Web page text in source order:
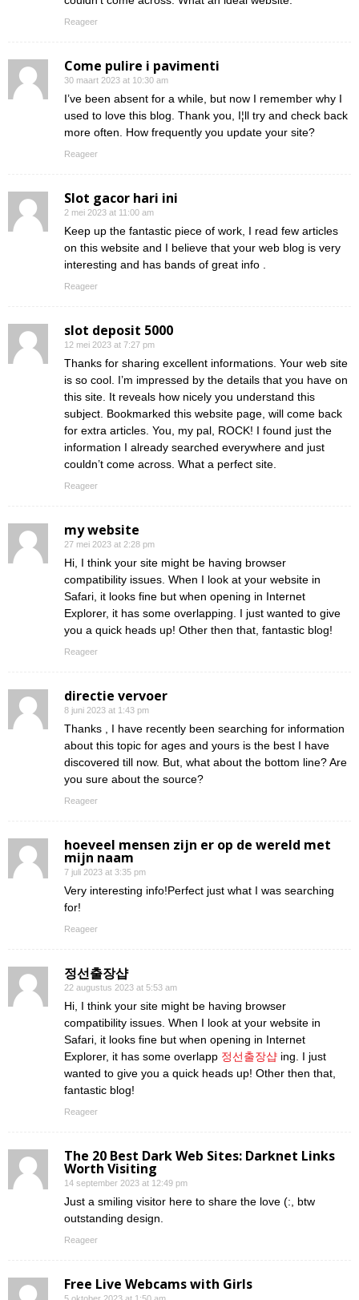
Reageer
Come pulire i pavimenti
30 maart 2023 at 10:30 am
I’ve been absent for a while, but now I remember why I
used to love this blog. Thank you, I¦ll try and check back
more often. How frequently you update your site?
Reageer
Slot gacor hari ini
2 mei 2023 at 11:00 am
Keep up the fantastic piece of work, I read few articles
on this website and I believe that your web blog is very
interesting and has bands of great info .
Reageer
slot deposit 5000
12 mei 2023 at 7:27 pm
Thanks for sharing excellent informations. Your web site
is so cool. I’m impressed by the details that you have on
this site. It reveals how nicely you understand this
subject. Bookmarked this website page, will come back
for extra articles. You, my pal, ROCK! I found just the
information I already searched everywhere and just
couldn’t come across. What a perfect site.
Reageer
my website
27 mei 2023 at 2:28 pm
Hi, I think your site might be having browser
compatibility issues. When I look at your website in
Safari, it looks fine but when opening in Internet
Explorer, it has some overlapping. I just wanted to give
you a quick heads up! Other then that, fantastic blog!
Reageer
directie vervoer
8 juni 2023 at 1:43 pm
Thanks , I have recently been searching for information
about this topic for ages and yours is the best I have
discovered till now. But, what about the bottom line? Are
you sure about the source?
Reageer
hoeveel mensen zijn er op de wereld met
mijn naam
7 juli 2023 at 3:35 pm
Very interesting info!Perfect just what I was searching
for!
Reageer
정선출장샵
22 augustus 2023 at 5:53 am
Hi, I think your site might be having browser
compatibility issues. When I look at your website in
Safari, it looks fine but when opening in Internet
Explorer, it has some overlapp 정선출장샵 ing. I just
wanted to give you a quick heads up! Other then that,
fantastic blog!
Reageer
The 20 Best Dark Web Sites: Darknet Links
Worth Visiting
14 september 2023 at 12:49 pm
Just a smiling visitor here to share the love (:, btw
outstanding design.
Reageer
Free Live Webcams with Girls